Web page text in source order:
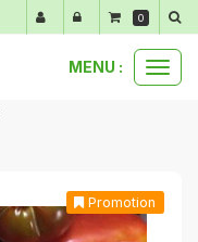
MENU :
Promotion
0